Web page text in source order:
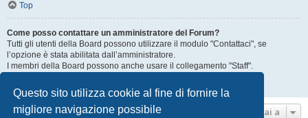
Questo sito utilizza cookie al fine di fornire la
migliore navigazione possibile
Top
Come posso contattare un amministratore del Forum?
Tutti gli utenti della Board possono utilizzare il modulo "Contattaci", se
l’opzione è stata abilitata dall’amministratore.
I membri della Board possono anche usare il collegamento "Staff".
Top
Vai a